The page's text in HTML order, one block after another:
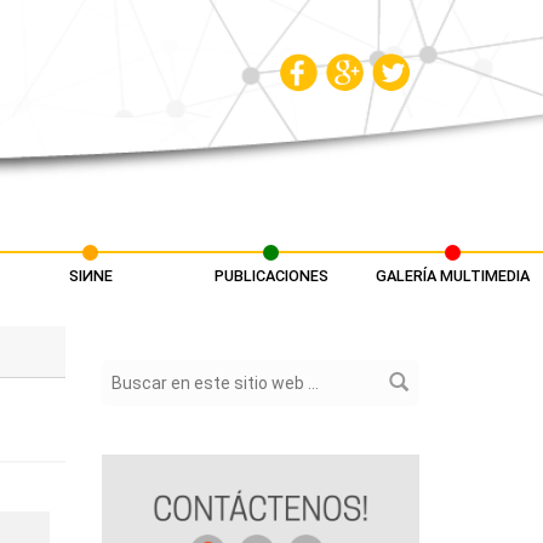
SIИNE PUBLICACIONES GALERÍA MULTIMEDIA
Formulario de búsqueda